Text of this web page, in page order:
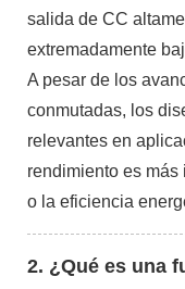
salida de CC
extremadamente
A pesar de los
conmutadas, los
relevantes en
rendimiento es más
o la eficiencia
2. ¿Qué es una